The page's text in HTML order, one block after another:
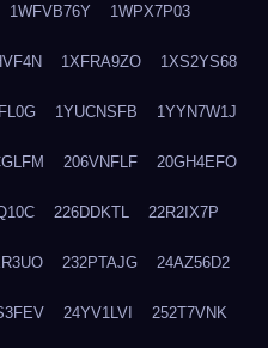
1WFVB76Y 1WPX7P03
1XFRA9ZO 1XS2YS68
1YUCNSFB 1YYN7W1J
206VNFLF 20GH4EFO
226DDKTL 22R2IX7P
232PTAJG 24AZ56D2
24YV1LVI 252T7VNK